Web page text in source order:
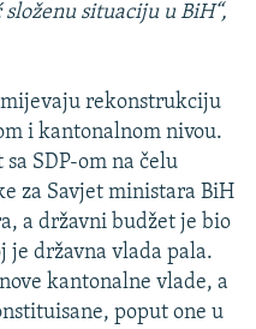
situaciju u BiH“,
rekonstrukciju
i kantonalnom nivou.
SDP-om na čelu
za Savjet ministara BiH
a državni budžet je bio
je državna vlada pala.
kantonalne vlade, a
poput one u